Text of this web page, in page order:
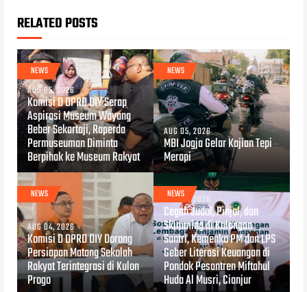
RELATED POSTS
NEWS
AUG 05, 2026
Komisi D DPRD DIY Serap
Aspirasi Museum Wayang
Beber Sekartaji, Raperda
Permuseuman Diminta
Berpihak ke Museum Rakyat
NEWS
AUG 05, 2026
MBI Jogja Gelar Kajian Tepi
Merapi
NEWS
AUG 04, 2026
Komisi D DPRD DIY Dorong
Persiapan Matang Sekolah
Rakyat Terintegrasi di Kulon
Progo
NEWS
AUG 04, 2026
Cegah Judol, Pinjol, dan
Skimming di Kalangan
Santri, Kemenko PM dan LPS
Geber Literasi Keuangan di
Pondok Pesantren Miftahul
Huda Al Musri, Cianjur